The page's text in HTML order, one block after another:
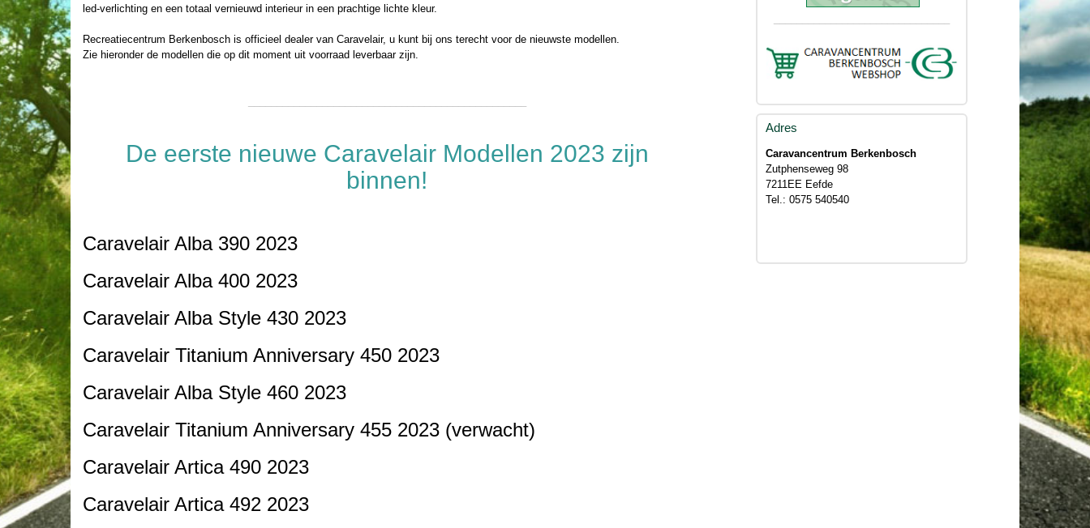
led-verlichting en een totaal vernieuwd interieur in een prachtige lichte kleur.
Recreatiecentrum Berkenbosch is officieel dealer van Caravelair, u kunt bij ons terecht voor de nieuwste modellen.
Zie hieronder de modellen die op dit moment uit voorraad leverbaar zijn.
De eerste nieuwe Caravelair Modellen 2023 zijn
binnen!
Caravelair Alba 390 2023
Caravelair Alba 400 2023
Caravelair Alba Style 430 2023
Caravelair Titanium Anniversary 450 2023
Caravelair Alba Style 460 2023
Caravelair Titanium Anniversary 455 2023 (verwacht)
Caravelair Artica 490 2023
Caravelair Artica 492 2023
Adres
Caravancentrum Berkenbosch
Zutphenseweg 98
7211EE Eefde
Tel.: 0575 540540